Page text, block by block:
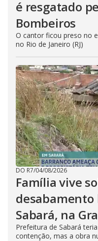
é resgatado
Bombeiros
O cantor ficou preso no
no Rio de Janeiro (RJ)
DO R7/04/08/2026
Família vive
desabamento
Sabará, na
Prefeitura de Sabará
contenção, mas a obra